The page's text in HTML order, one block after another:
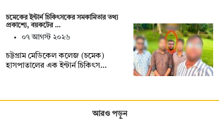
চমেকের ইন্টার্ন চিকিৎসকের সমকামিতার তথ্য
প্রকাশ্যে, বয়কটের …
০৭ আগস্ট ২০২৬
চট্টগ্রাম মেডিকেল কলেজ (চমেক)
হাসপাতালের এক ইন্টার্ন চিকিৎস…
আরও পড়ুন